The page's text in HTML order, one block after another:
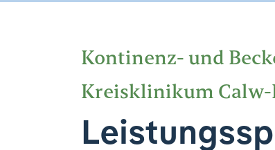
Kontinenz- und
Kreisklinikum Calw-